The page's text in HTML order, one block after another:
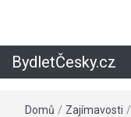
BydletČesky.cz
Domů / Zajímavosti /